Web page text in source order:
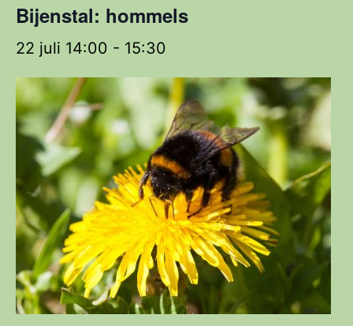
Bijenstal: hommels
22 juli 14:00 - 15:30